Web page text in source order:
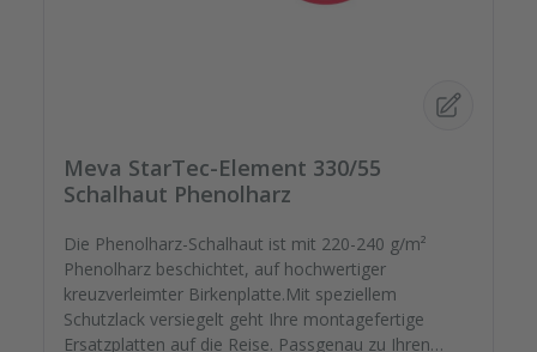
Meva StarTec-Element 330/55
Schalhaut Phenolharz
Die Phenolharz-Schalhaut ist mit 220-240 g/m²
Phenolharz beschichtet, auf hochwertiger
kreuzverleimter Birkenplatte.Mit speziellem
Schutzlack versiegelt geht Ihre montagefertige
Ersatzplatten auf die Reise. Passgenau zu Ihren